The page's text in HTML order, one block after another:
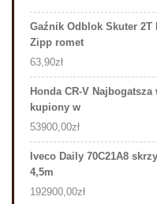
Gaźnik Odblok Skuter 2T
Zipp romet
63,90zł
Honda CR-V
kupiony w
53900,00zł
Iveco Daily 70C21A8
4,5m
192900,00zł